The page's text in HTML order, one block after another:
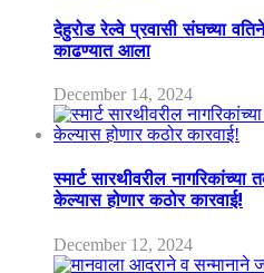
देहुरोड रेल्वे प्रवासी संघच्या
काढण्यात आला
December 14, 2024
स्मार्ट सारथीवरील नागरिकांच्या
केल्यास होणार कठोर कारवाई!
December 12, 2024